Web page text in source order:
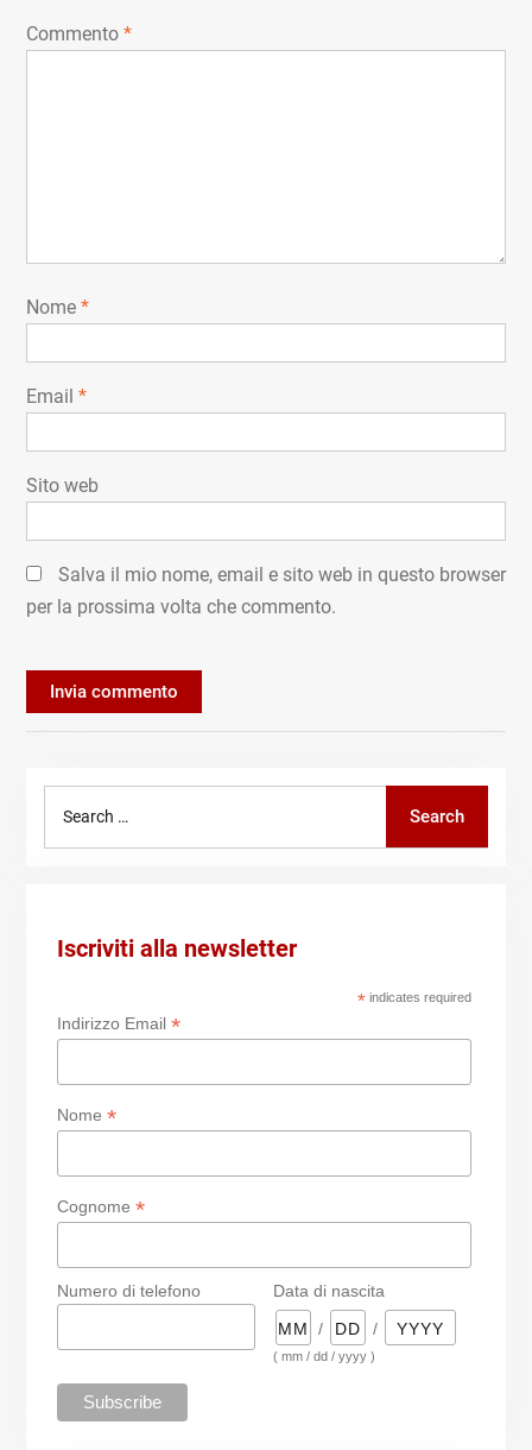
Commento *
Nome *
Email *
Sito web
Salva il mio nome, email e sito web in questo browser
per la prossima volta che commento.
Search
Iscriviti alla newsletter
*indicates required
Indirizzo Email *
Nome *
Cognome *
Numero di telefono
Data di nascita
/
/
( mm / dd / yyyy )